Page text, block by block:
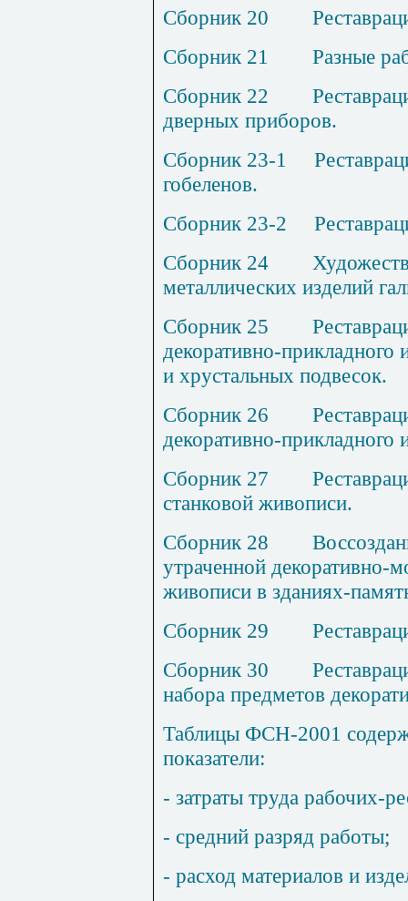
Сборник 20 Р
Сборник 21 Разные
Сборник 22 Р
дверных приборов.
Сборник 23-1 Р
гобеленов.
Сборник 23-2 Р
Сборник 24 Х
металлических изделий
Сборник 25 Р
декоративно-прикладного
и хрустальных подвесок.
Сборник 26 Р
декоративно-прикладного
Сборник 27 Р
станковой живописи.
Сборник 28 В
утраченной декоративно-
живописи в зданиях-
Сборник 29 Р
Сборник 30 Рест
набора предметов
Таблицы ФСН-2001
показатели:
- затраты труда рабочих-
- средний разряд работы;
- расход материалов и